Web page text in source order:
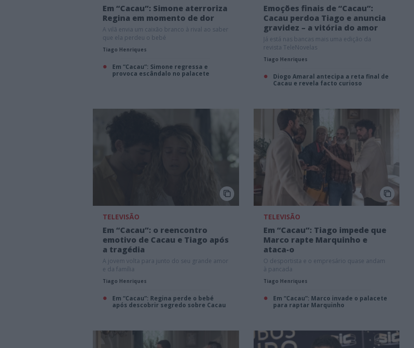
Em “Cacau”: Simone aterroriza
Regina em momento de dor
A vilã envia um caixão branco à rival ao saber
que ela perdeu o bebé
Tiago Henriques
Em “Cacau”: Simone regressa e
provoca escândalo no palacete
Emoções finais de “Cacau”:
Cacau perdoa Tiago e anuncia
gravidez – a vitória do amor
Já está nas bancas mais uma edição da
revista TeleNovelas
Tiago Henriques
Diogo Amaral antecipa a reta final de
Cacau e revela facto curioso
TELEVISÃO
Em “Cacau”: o reencontro
emotivo de Cacau e Tiago após
a tragédia
A jovem volta para junto do seu grande amor
e da família
Tiago Henriques
Em “Cacau”: Regina perde o bebé
após descobrir segredo sobre Cacau
TELEVISÃO
Em “Cacau”: Tiago impede que
Marco rapte Marquinho e
ataca-o
O desportista e o empresário quase andam
à pancada
Tiago Henriques
Em “Cacau”: Marco invade o palacete
para raptar Marquinho